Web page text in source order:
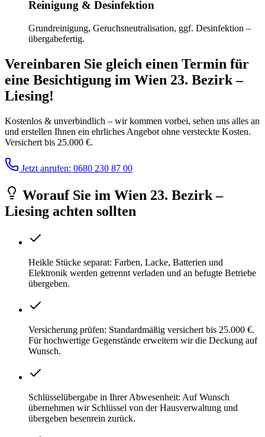
Reinigung & Desinfektion
Grundreinigung, Geruchsneutralisation, ggf. Desinfektion –
übergabefertig.
Vereinbaren Sie gleich einen Termin für
eine Besichtigung im Wien 23. Bezirk –
Liesing!
Kostenlos & unverbindlich – wir kommen vorbei, sehen uns alles an
und erstellen Ihnen ein ehrliches Angebot ohne versteckte Kosten.
Versichert bis 25.000 €.
Jetzt anrufen: 0680 230 87 00
Worauf Sie im Wien 23. Bezirk –
Liesing achten sollten
Heikle Stücke separat: Farben, Lacke, Batterien und
Elektronik werden getrennt verladen und an befugte Betriebe
übergeben.
Versicherung prüfen: Standardmäßig versichert bis 25.000 €.
Für hochwertige Gegenstände erweitern wir die Deckung auf
Wunsch.
Schlüsselübergabe in Ihrer Abwesenheit: Auf Wunsch
übernehmen wir Schlüssel von der Hausverwaltung und
übergeben besenrein zurück.